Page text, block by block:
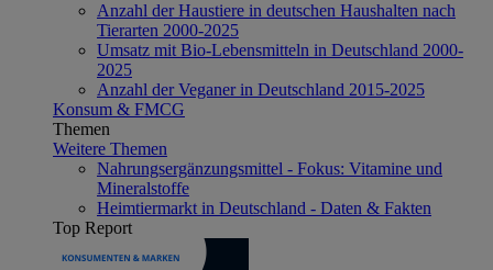
Anzahl der Haustiere in deutschen Haushalten nach
Tierarten 2000-2025
Umsatz mit Bio-Lebensmitteln in Deutschland 2000-
2025
Anzahl der Veganer in Deutschland 2015-2025
Konsum & FMCG
Themen
Weitere Themen
Nahrungsergänzungsmittel - Fokus: Vitamine und
Mineralstoffe
Heimtiermarkt in Deutschland - Daten & Fakten
Top Report